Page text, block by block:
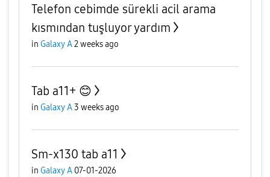
Telefon cebimde sürekli acil arama
kısmından tuşluyor yardım
in Galaxy A2 weeks ago
Tab a11+ 😊
in Galaxy A3 weeks ago
Sm-x130 tab a11
in Galaxy A 07-01-2026